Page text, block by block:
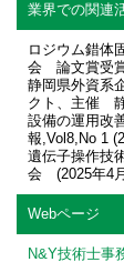
業界での関連
ロジウム錯体
会 論文賞受
静岡県外資系
クト、主催 静
設備の運用改
報,Vol8,No 1
遺伝子操作技
会 (2025年4月
Webページ
N&Y技術士事